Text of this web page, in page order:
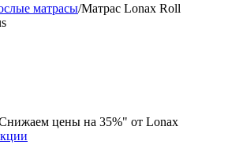
матрасы/Матрас Lonax Roll
цены на 35%" от Lonax